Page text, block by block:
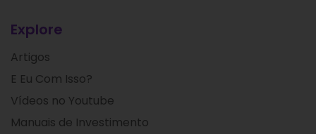
Explore
Artigos
E Eu Com Isso?
Vídeos no Youtube
Manuais de Investimento